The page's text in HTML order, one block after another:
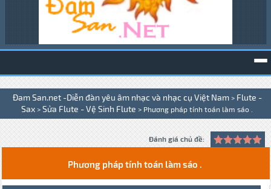
Đam San.net -Diễn đàn yêu âm nhạc và nhạc cụ Việt Nam > Flute -
Sax > Sửa Flute - Vệ Sinh Flute > Phương pháp tính toán làm sáo .
Đánh giá chủ đề:
Phương pháp tính toán làm sáo .